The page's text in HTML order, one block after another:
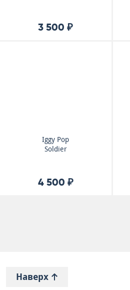
3 500 ₽
Iggy Pop
Soldier
4 500 ₽
Наверх